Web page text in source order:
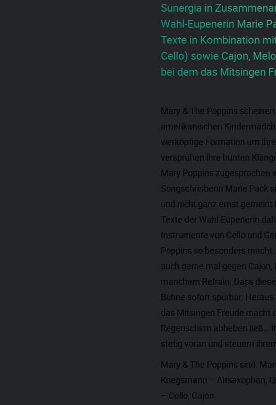
Sunergia in
Wahl-Eupenerin Marie
Texte in Kombination
Cello) sowie Cajon,
bei dem das Mitsingen
Mary & The Poppins
amerikanischen
vierköpfige Formation um
versprühen ihre bunten
Mary Poppins zugesprochen
Songschreiberin Marie Pack
und nicht ganz ernst
Texte der Wahl-Eupenerin
Instrumente von Cello und
Poppins so besonders
auch gerne mal gegen
manchem Refrain. Dass
Bühne sofort spürbar.
das Mitsingen Freude macht
Regenschirm abheben ließ…
stetig voran und steuern
Mary & The Poppins sind:
Kriegsmann – Altsaxophon,
– Cello, Cajon